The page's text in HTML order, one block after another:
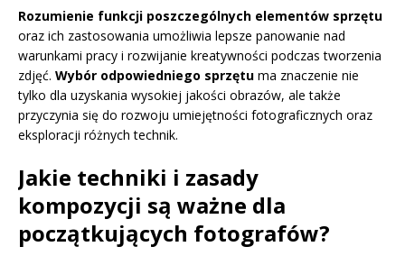
Rozumienie funkcji poszczególnych elementów sprzętu
oraz ich zastosowania umożliwia lepsze panowanie nad
warunkami pracy i rozwijanie kreatywności podczas tworzenia
zdjęć. Wybór odpowiedniego sprzętu ma znaczenie nie
tylko dla uzyskania wysokiej jakości obrazów, ale także
przyczynia się do rozwoju umiejętności fotograficznych oraz
eksploracji różnych technik.
Jakie techniki i zasady
kompozycji są ważne dla
początkujących fotografów?